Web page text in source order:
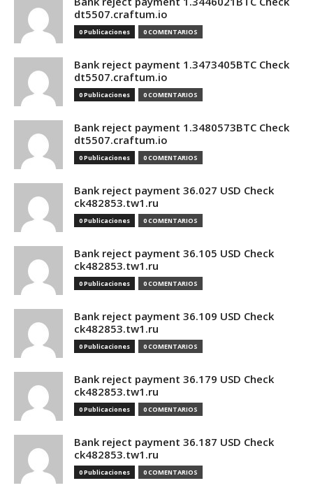
dt5507.craftum.io
0 Publicaciones 0 COMENTARIOS
Bank reject payment 1.3473405BTC Check
dt5507.craftum.io
0 Publicaciones 0 COMENTARIOS
Bank reject payment 1.3480573BTC Check
dt5507.craftum.io
0 Publicaciones 0 COMENTARIOS
Bank reject payment 36.027 USD Check
ck482853.tw1.ru
0 Publicaciones 0 COMENTARIOS
Bank reject payment 36.105 USD Check
ck482853.tw1.ru
0 Publicaciones 0 COMENTARIOS
Bank reject payment 36.109 USD Check
ck482853.tw1.ru
0 Publicaciones 0 COMENTARIOS
Bank reject payment 36.179 USD Check
ck482853.tw1.ru
0 Publicaciones 0 COMENTARIOS
Bank reject payment 36.187 USD Check
ck482853.tw1.ru
0 Publicaciones 0 COMENTARIOS